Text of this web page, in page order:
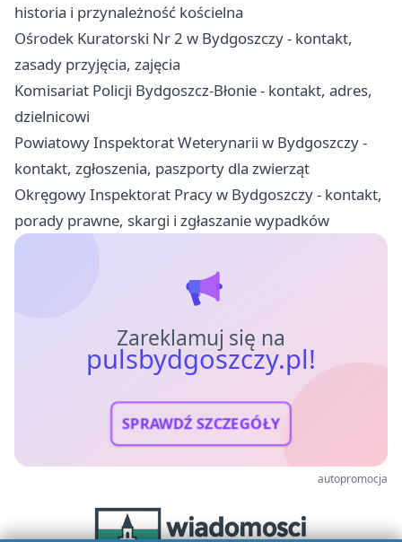
historia i przynależność kościelna
Ośrodek Kuratorski Nr 2 w Bydgoszczy - kontakt,
zasady przyjęcia, zajęcia
Komisariat Policji Bydgoszcz-Błonie - kontakt, adres,
dzielnicowi
Powiatowy Inspektorat Weterynarii w Bydgoszczy -
kontakt, zgłoszenia, paszporty dla zwierząt
Okręgowy Inspektorat Pracy w Bydgoszczy - kontakt,
porady prawne, skargi i zgłaszanie wypadków
Zareklamuj się na
pulsbydgoszczy.pl!
SPRAWDŹ SZCZEGÓŁY
autopromocja